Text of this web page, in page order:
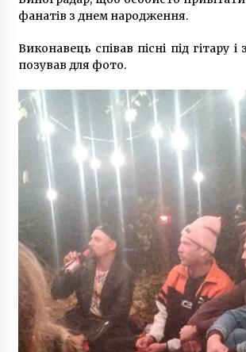
6 років ago
Аэропорт “Борисполь”
В Анталию самолеты летят
Убитий в Києві бізнесмен
“пов’язаний” з чиновником
України
7 років ago
Школи Києва обладнають
металодетекторами
5 років ago
Скільки кандидатів
виборів
7 років ago
Киев – охота за едой
фанатів з днем народження.
Виконавець співав пісні під гітару
позував для фото.